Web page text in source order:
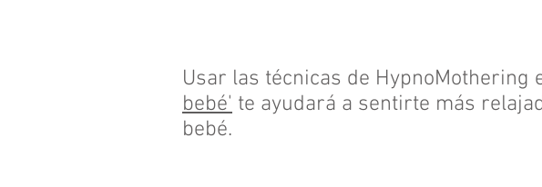
Usar las técnicas de HypnoMothering
bebé' te ayudará a sentirte más
bebé.